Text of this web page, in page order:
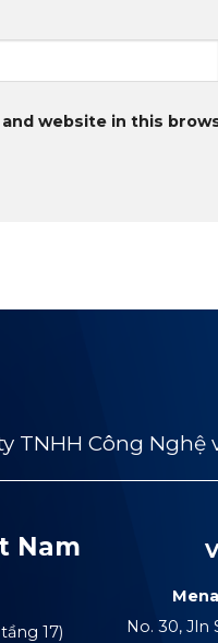
and website in this
TNHH Công Nghệ
Nam
17)
No. 30, Jln